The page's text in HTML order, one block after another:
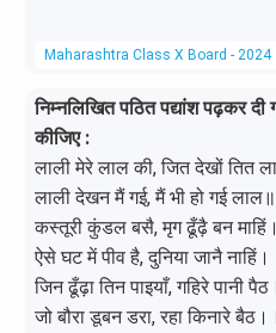
Maharashtra Class X Board - 2024
निम्नलिखित पठित पद्यांश पढ़कर
कीजिए :
लाली मेरे लाल की, जित देखों तित
लाली देखन मैं गई, मैं भी हो गई लाल॥
कस्तूरी कुंडल बसै, मृग ढूँढ़ै बन माहिं।
ऐसे घट में पीव है, दुनिया जानै
जिन ढूँढ़ा तिन पाइयाँ, गहिरे पानी पैठ।
जो बौरा डूबन डरा, रहा किनारे बैठ।।